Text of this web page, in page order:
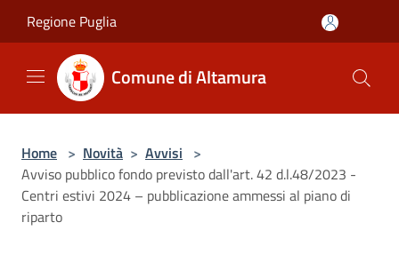
Regione Puglia
Comune di Altamura
Home > Novità > Avvisi >
Avviso pubblico fondo previsto dall'art. 42 d.l.48/2023 -
Centri estivi 2024 – pubblicazione ammessi al piano di
riparto